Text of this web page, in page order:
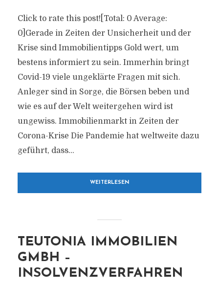
Click to rate this post![Total: 0 Average:
0]Gerade in Zeiten der Unsicherheit und der
Krise sind Immobilientipps Gold wert, um
bestens informiert zu sein. Immerhin bringt
Covid-19 viele ungeklärte Fragen mit sich.
Anleger sind in Sorge, die Börsen beben und
wie es auf der Welt weitergehen wird ist
ungewiss. Immobilienmarkt in Zeiten der
Corona-Krise Die Pandemie hat weltweite dazu
geführt, dass...
WEITERLESEN
TEUTONIA IMMOBILIEN
GMBH –
INSOLVENZVERFAHREN